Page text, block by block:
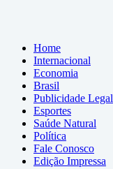
Home
Internacional
Economia
Brasil
Publicidade Legal
Esportes
Saúde Natural
Política
Fale Conosco
Edição Impressa